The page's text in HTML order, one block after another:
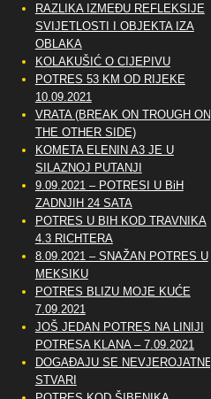
RAZLIKA IZMEĐU REFLEKSIJE
SVIJETLOSTI I OBJEKTA IZA
OBLAKA
KOLAKUŠIĆ O CIJEPIVU
POTRES 53 KM OD RIJEKE
10.09.2021
VRATA (BREAK ON TROUGH ON
THE OTHER SIDE)
KOMETA ELENIN A3 JE U
SILAZNOJ PUTANJI
9.09.2021 – POTRESI U BiH
ZADNJIH 24 SATA
POTRES U BIH KOD TRAVNIKA
4.3 RICHTERA
8.09.2021 – SNAŽAN POTRES U
MEKSIKU
POTRES BLIZU MOJE KUĆE
7.09.2021
JOŠ JEDAN POTRES NA LINIJI
POTRESA KLANA – 7.09.2021
DOGAĐAJU SE NEVJEROJATNE
STVARI